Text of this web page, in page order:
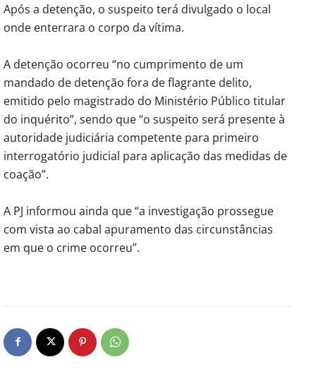
Após a detenção, o suspeito terá divulgado o local
onde enterrara o corpo da vítima.
A detenção ocorreu “no cumprimento de um
mandado de detenção fora de flagrante delito,
emitido pelo magistrado do Ministério Público titular
do inquérito”, sendo que “o suspeito será presente à
autoridade judiciária competente para primeiro
interrogatório judicial para aplicação das medidas de
coação”.
A PJ informou ainda que “a investigação prossegue
com vista ao cabal apuramento das circunstâncias
em que o crime ocorreu”.